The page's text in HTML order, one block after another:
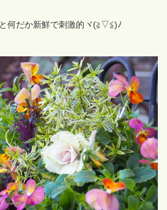
何だか新鮮で刺激的ヾ(≧▽≦)ﾉ